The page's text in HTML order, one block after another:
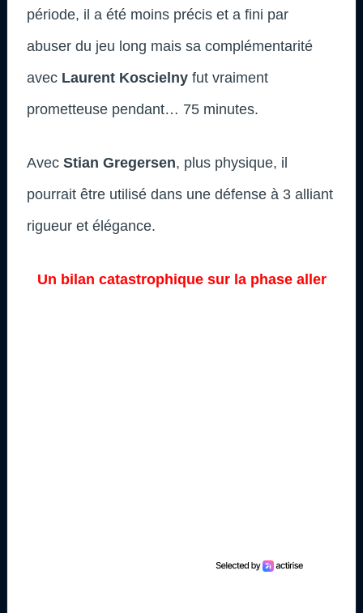
période, il a été moins précis et a fini par
abuser du jeu long mais sa complémentarité
avec Laurent Koscielny fut vraiment
prometteuse pendant… 75 minutes.
Avec Stian Gregersen, plus physique, il
pourrait être utilisé dans une défense à 3 alliant
rigueur et élégance.
Un bilan catastrophique sur la phase aller